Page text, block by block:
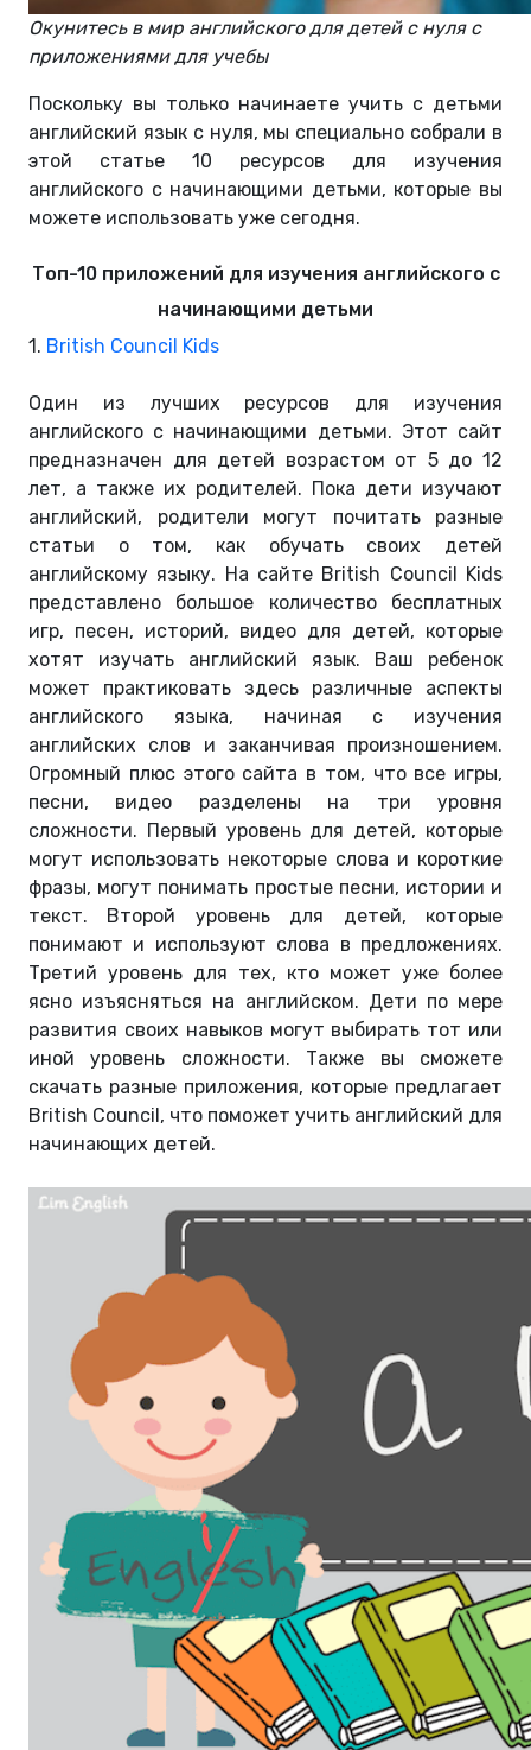
Окунитесь в мир английского для детей с нуля с
приложениями для учебы
Поскольку вы только начинаете учить с детьми
английский язык с нуля, мы специально собрали в
этой статье 10 ресурсов для изучения
английского с начинающими детьми, которые вы
можете использовать уже сегодня.
Топ-10 приложений для изучения английского с
начинающими детьми
1. British Council Kids
Один из лучших ресурсов для изучения
английского с начинающими детьми. Этот сайт
предназначен для детей возрастом от 5 до 12
лет, а также их родителей. Пока дети изучают
английский, родители могут почитать разные
статьи о том, как обучать своих детей
английскому языку. На сайте British Council Kids
представлено большое количество бесплатных
игр, песен, историй, видео для детей, которые
хотят изучать английский язык. Ваш ребенок
может практиковать здесь различные аспекты
английского языка, начиная с изучения
английских слов и заканчивая произношением.
Огромный плюс этого сайта в том, что все игры,
песни, видео разделены на три уровня
сложности. Первый уровень для детей, которые
могут использовать некоторые слова и короткие
фразы, могут понимать простые песни, истории и
текст. Второй уровень для детей, которые
понимают и используют слова в предложениях.
Третий уровень для тех, кто может уже более
ясно изъясняться на английском. Дети по мере
развития своих навыков могут выбирать тот или
иной уровень сложности. Также вы сможете
скачать разные приложения, которые предлагает
British Council, что поможет учить английский для
начинающих детей.